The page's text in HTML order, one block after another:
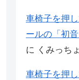
車椅子を押
ールの「初
に くみっちょ
車椅子を押